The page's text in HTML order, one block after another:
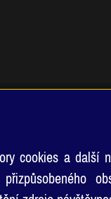
cookies a další